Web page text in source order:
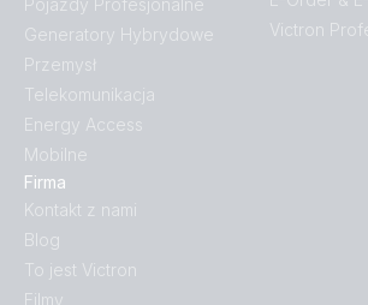
Pojazdy Profesjonalne
Generatory Hybrydowe
Przemysł
Telekomunikacja
Energy Access
Mobilne
Firma
Kontakt z nami
Blog
To jest Victron
Filmy
Victron